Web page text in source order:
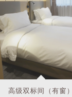
高级双标间（有窗）